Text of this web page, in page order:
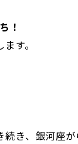
！
す。
き、銀河座